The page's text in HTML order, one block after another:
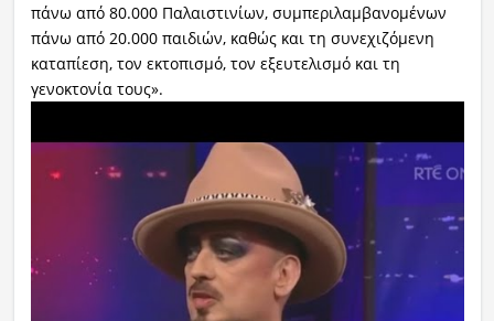
πάνω από 80.000 Παλαιστινίων, συμπεριλαμβανομένων
πάνω από 20.000 παιδιών, καθώς και τη συνεχιζόμενη
καταπίεση, τον εκτοπισμό, τον εξευτελισμό και τη
γενοκτονία τους».